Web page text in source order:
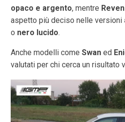
opaco e argento, mentre Reven
aspetto più deciso nelle versioni
o nero lucido.
Anche modelli comeSwan ed
valutati per chi cerca un risultato